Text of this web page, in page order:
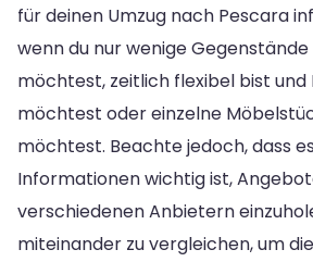
für deinen Umzug nach Pescara
wenn du nur wenige
möchtest, zeitlich flexibel bist und
möchtest oder einzelne
möchtest. Beachte jedoch, dass
Informationen wichtig ist,
verschiedenen Anbietern
miteinander zu vergleichen, um